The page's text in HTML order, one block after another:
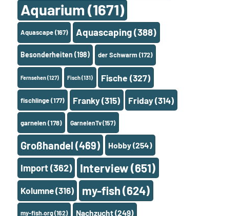
Aquarium (1671)
Aquascape(167) Aquascaping(388)
Besonderheiten (198) der Schwarm(172)
Fernsehen(127) Fisch(131) Fische (327)
fischlinge(177) Franky(315) Friday(314)
garnelen(178) GarnelenTv(157)
Großhandel (469) Hobby(254)
Import(362) Interview(651)
Kolumne(316) my-fish(624)
my-fish.org(162) Nachzucht(249)